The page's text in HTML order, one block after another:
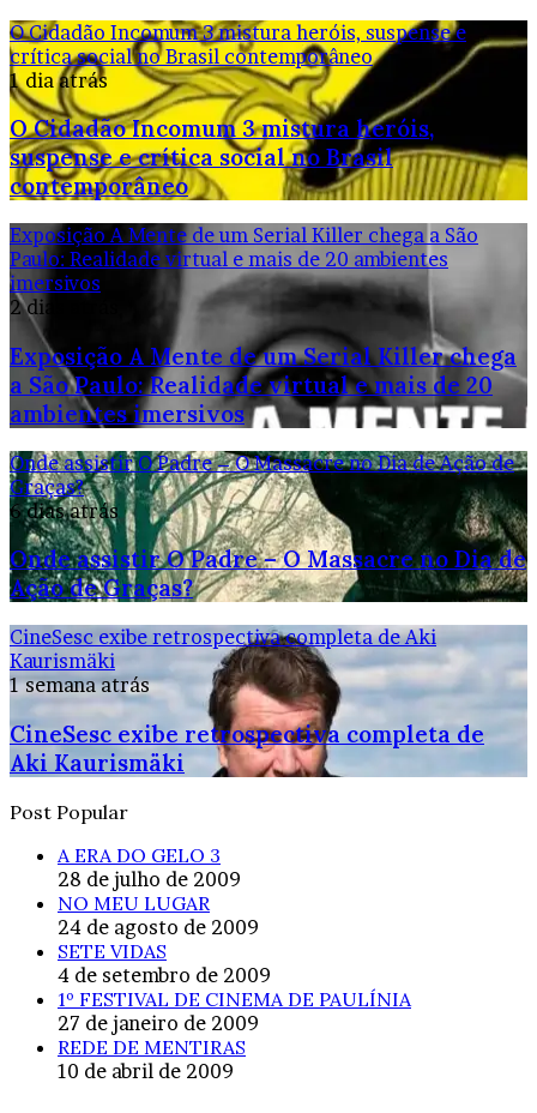
O Cidadão Incomum 3 mistura heróis, suspense e
crítica social no Brasil contemporâneo
1 dia atrás
O Cidadão Incomum 3 mistura heróis,
suspense e crítica social no Brasil
contemporâneo
Exposição A Mente de um Serial Killer chega a São
Paulo: Realidade virtual e mais de 20 ambientes
imersivos
2 dias atrás
Exposição A Mente de um Serial Killer chega
a São Paulo: Realidade virtual e mais de 20
ambientes imersivos
Onde assistir O Padre – O Massacre no Dia de Ação de
Graças?
6 dias atrás
Onde assistir O Padre – O Massacre no Dia de
Ação de Graças?
CineSesc exibe retrospectiva completa de Aki
Kaurismäki
1 semana atrás
CineSesc exibe retrospectiva completa de
Aki Kaurismäki
Post Popular
A ERA DO GELO 3
28 de julho de 2009
NO MEU LUGAR
24 de agosto de 2009
SETE VIDAS
4 de setembro de 2009
1º FESTIVAL DE CINEMA DE PAULÍNIA
27 de janeiro de 2009
REDE DE MENTIRAS
10 de abril de 2009